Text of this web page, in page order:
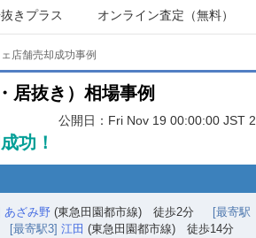
きプラス オンライン査定（無料）
店舗売却成功事例
抜き）相場事例
公開日：Fri Nov 19 00:00:00 JST
功！
あざみ野 (東急田園都市線) 徒歩2分
[最寄駅
[最寄駅3] 江田 (東急田園都市線) 徒歩14分